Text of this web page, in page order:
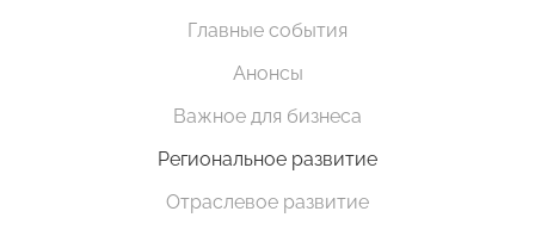
Главные события
Анонсы
Важное для бизнеса
Региональное развитие
Отраслевое развитие